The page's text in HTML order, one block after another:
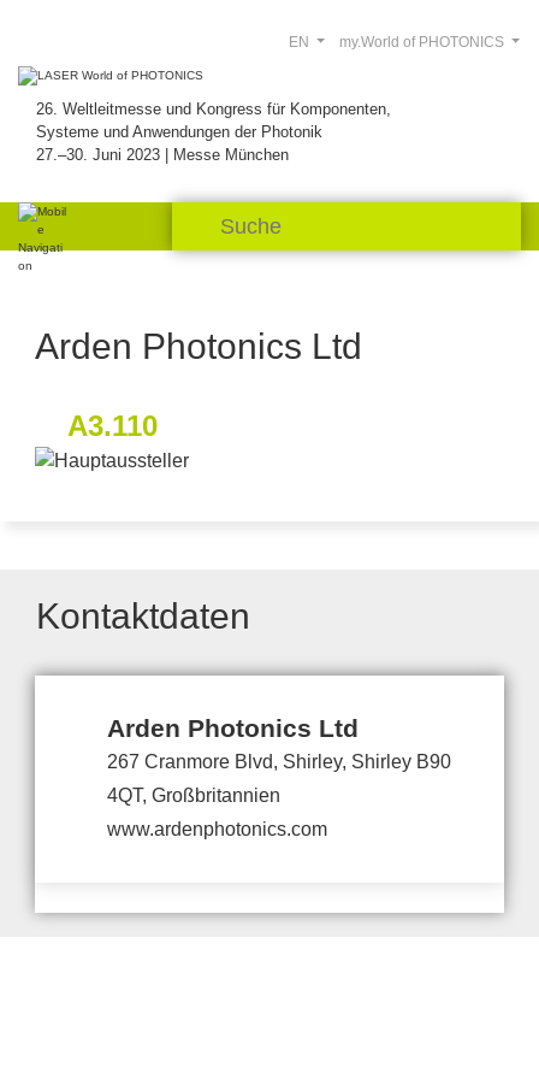
26. Weltleitmesse und Kongress für Komponenten,
Systeme und Anwendungen der Photonik
27.–30. Juni 2023 | Messe München
my.World of PHOTONICS
EN
Arden Photonics Ltd
A3.110
Kontaktdaten
Arden Photonics Ltd
267 Cranmore Blvd, Shirley, Shirley B90
4QT, Großbritannien
www.ardenphotonics.com